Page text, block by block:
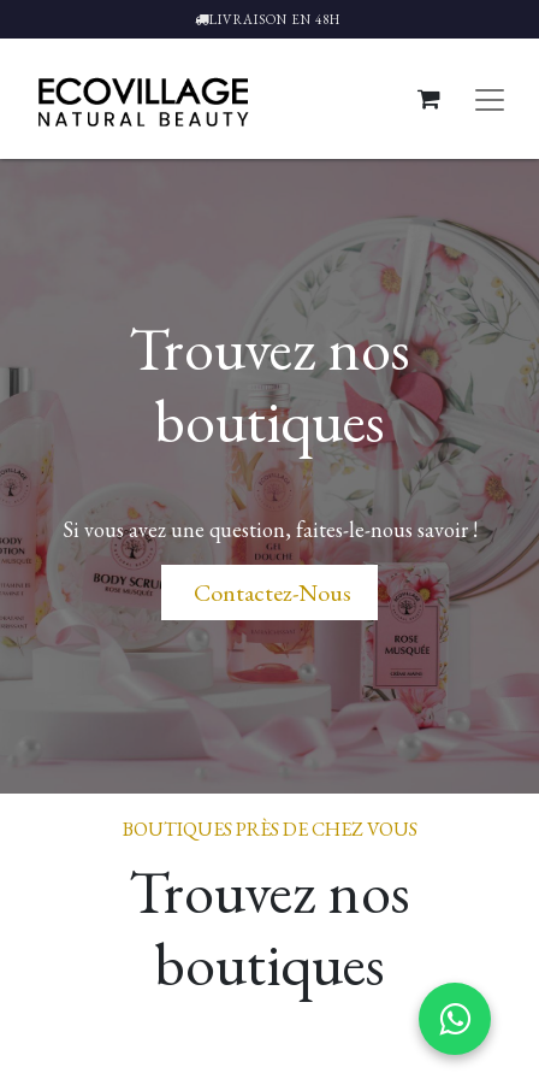
LIVRAISON EN 48H
Trouvez nos
boutiques
Si vous avez une question, faites-le-nous savoir !
​​​​ Contactez-Nous
BOUTIQUES PRÈS DE CHEZ VOUS
Trouvez nos
boutiques